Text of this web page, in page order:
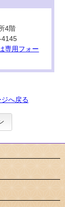
4階
専用フォー
ジへ戻る